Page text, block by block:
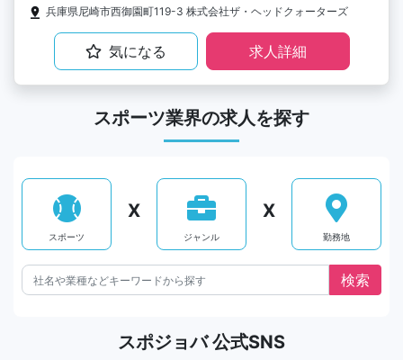
兵庫県尼崎市西御園町119-3 株式会社ザ・ヘッドクォーターズ
気になる 求人詳細
スポーツ業界の求人を探す
スポーツ
X
ジャンル
X
勤務地
スポジョバ 公式SNS